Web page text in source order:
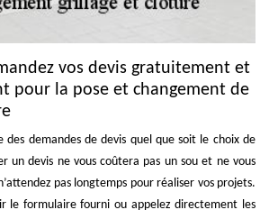
vos devis gratuitement et
pour la pose et changement de
demandes de devis quel que soit le choix de
un devis ne vous coûtera pas un sou et ne vous
pas longtemps pour réaliser vos projets.
le formulaire fourni ou appelez directement les